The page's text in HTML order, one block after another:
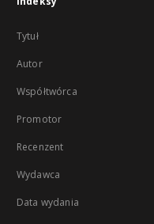
Tytuł
Autor
Współtwórca
Promotor
Recenzent
Wydawca
Data wydania